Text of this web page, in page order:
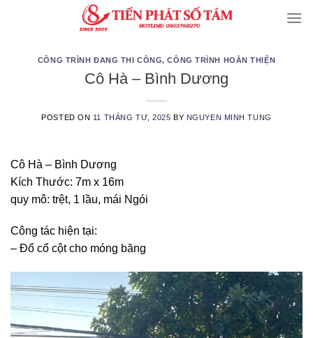
CÔNG TRÌNH ĐANG THI CÔNG,CÔNG TRÌNH HOÀN THIỆN
Cô Hà – Bình Dương
POSTED ON 11 THÁNG TƯ, 2025 BY NGUYEN MINH TUNG
Cô Hà – Bình Dương
Kích Thước: 7m x 16m
quy mô: trệt, 1 lầu, mái Ngói
Công tác hiện tại:
– Đổ cổ cột cho móng băng